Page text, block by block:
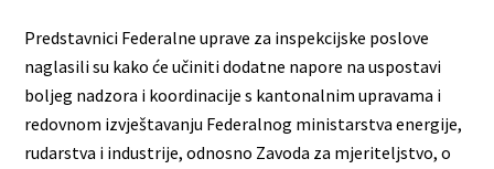
Predstavnici Federalne uprave za inspekcijske poslove
naglasili su kako će učiniti dodatne napore na uspostavi
boljeg nadzora i koordinacije s kantonalnim upravama i
redovnom izvještavanju Federalnog ministarstva energije,
rudarstva i industrije, odnosno Zavoda za mjeriteljstvo, o